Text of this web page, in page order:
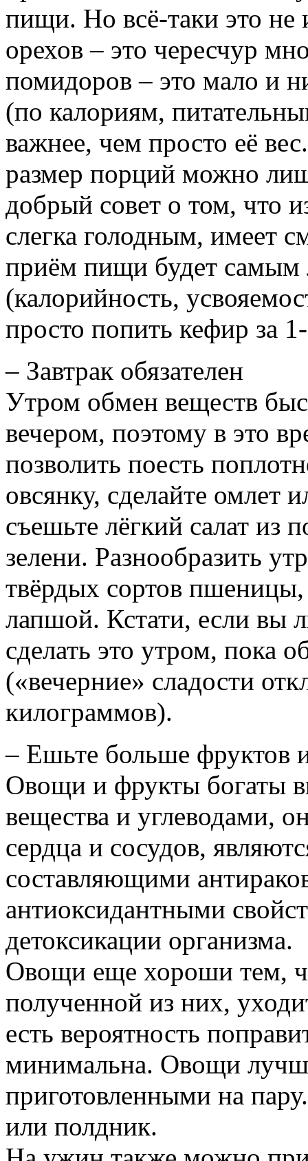
пищи. Но всё-таки это не
орехов – это чересчур
помидоров – это мало и
(по калориям,
важнее, чем просто её
размер порций можно
добрый совет о том, что
слегка голодным, имеет
приём пищи будет самым
(калорийность,
просто попить кефир за
– Завтрак обязателен
Утром обмен веществ
вечером, поэтому в это
позволить поесть
овсянку, сделайте омлет
съешьте лёгкий салат из
зелени. Разнообразить
твёрдых сортов
лапшой. Кстати, если вы
сделать это утром, пока
(«вечерние» сладости
килограммов).
– Ешьте больше фруктов
Овощи и фрукты богаты
вещества и углеводами,
сердца и сосудов,
составляющими
антиоксидантными
детоксикации организма.
Овощи еще хороши тем,
полученной из них,
есть вероятность
минимальна. Овощи
приготовленными на
или полдник.